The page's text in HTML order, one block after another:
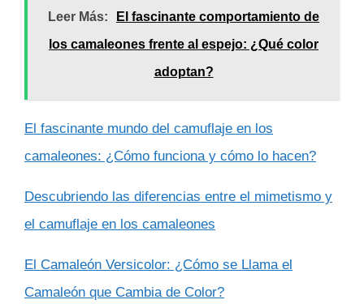
Leer Más:
El fascinante comportamiento de
los camaleones frente al espejo: ¿Qué color
adoptan?
El fascinante mundo del camuflaje en los
camaleones: ¿Cómo funciona y cómo lo hacen?
Descubriendo las diferencias entre el mimetismo y
el camuflaje en los camaleones
El Camaleón Versicolor: ¿Cómo se Llama el
Camaleón que Cambia de Color?